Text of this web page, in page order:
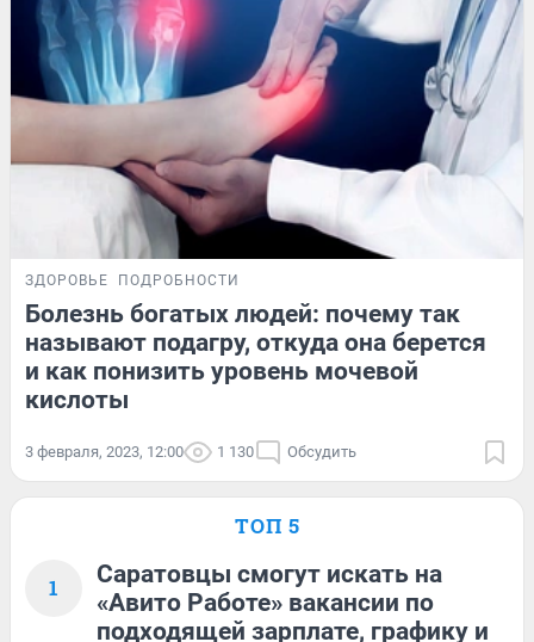
ЗДОРОВЬЕ ПОДРОБНОСТИ
Болезнь богатых людей: почему так
называют подагру, откуда она берется
и как понизить уровень мочевой
кислоты
3 февраля, 2023, 12:00 1 130 Обсудить
ТОП 5
1
Саратовцы смогут искать на
«Авито Работе» вакансии по
подходящей зарплате, графику и